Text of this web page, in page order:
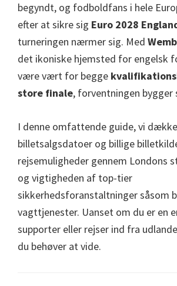
begyndt, og fodboldfans i hele
efter at sikre sig Euro 2028
turneringen nærmer sig. Med
det ikoniske hjemsted for engelsk
være vært for begge
store finale, forventningen bygger
I denne omfattende guide, vi
billetsalgsdatoer og billige
rejsemuligheder gennem Londons
og vigtigheden af ​​top-tier
sikkerhedsforanstaltninger såsom
vagttjenester. Uanset om du er en
supporter eller rejser ind fra
du behøver at vide.